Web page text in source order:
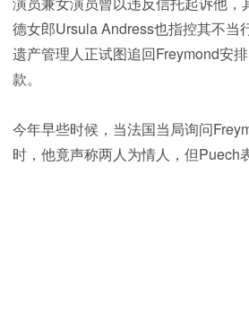
德女郎Ursula Andress也指控其不当
遗产管理人正试图追回Freymond安
款。
今年早些时候，当法国当局询问
时，他竟声称两人为情人，但Puech